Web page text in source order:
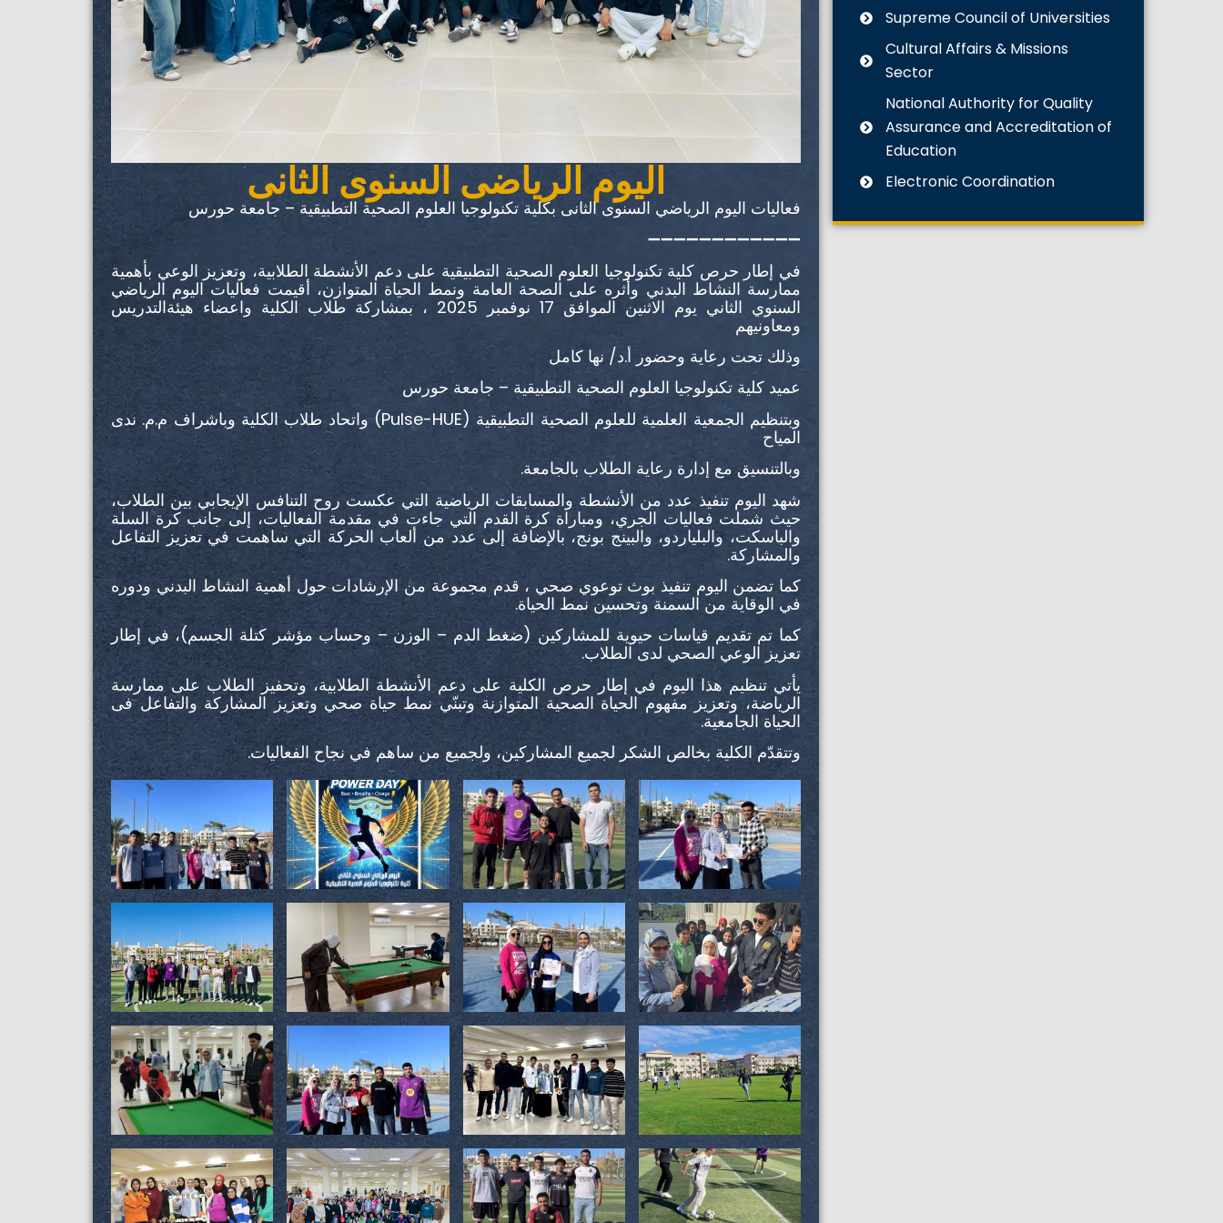
اليوم الرياضى السنوى الثانى
فعاليات اليوم الرياضي السنوى الثانى بكلية تكنولوجيا العلوم الصحية التطبيقية – جامعة حورس
➖️➖️➖️➖️➖️➖️➖️➖️➖️➖️➖️➖️
في إطار حرص كلية تكنولوجيا العلوم الصحية التطبيقية على دعم الأنشطة الطلابية، وتعزيز الوعي بأهمية
ممارسة النشاط البدني وأثره على الصحة العامة ونمط الحياة المتوازن، أقيمت فعاليات اليوم الرياضي
السنوي الثاني يوم الاثنين الموافق 17 نوفمبر 2025 ، بمشاركة طلاب الكلية واعضاء هيئةالتدريس
ومعاونيهم
وذلك تحت رعاية وحضور أ.د/ نها كامل
عميد كلية تكنولوجيا العلوم الصحية التطبيقية – جامعة حورس
وبتنظيم الجمعية العلمية للعلوم الصحية التطبيقية (Pulse-HUE) واتحاد طلاب الكلية وباشراف م.م. ندى
المياح
وبالتنسيق مع إدارة رعاية الطلاب بالجامعة.
شهد اليوم تنفيذ عدد من الأنشطة والمسابقات الرياضية التي عكست روح التنافس الإيجابي بين الطلاب،
حيث شملت فعاليات الجري، ومباراة كرة القدم التي جاءت في مقدمة الفعاليات، إلى جانب كرة السلة
والباسكت، والبلياردو، والبينج بونج، بالإضافة إلى عدد من ألعاب الحركة التي ساهمت في تعزيز التفاعل
والمشاركة.
كما تضمن اليوم تنفيذ بوث توعوي صحي ، قدم مجموعة من الإرشادات حول أهمية النشاط البدني ودوره
في الوقاية من السمنة وتحسين نمط الحياة.
كما تم تقديم قياسات حيوية للمشاركين (ضغط الدم – الوزن – وحساب مؤشر كتلة الجسم)، في إطار
تعزيز الوعي الصحي لدى الطلاب.
يأتي تنظيم هذا اليوم في إطار حرص الكلية على دعم الأنشطة الطلابية، وتحفيز الطلاب على ممارسة
الرياضة، وتعزيز مفهوم الحياة الصحية المتوازنة وتبنّي نمط حياة صحي وتعزيز المشاركة والتفاعل فى
الحياة الجامعية.
وتتقدّم الكلية بخالص الشكر لجميع المشاركين، ولجميع من ساهم في نجاح الفعاليات.
Supreme Council of Universities
Cultural Affairs & Missions
Sector
National Authority for Quality
Assurance and Accreditation of
Education
Electronic Coordination